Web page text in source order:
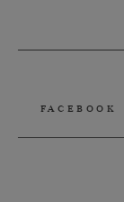
FACEBOOK